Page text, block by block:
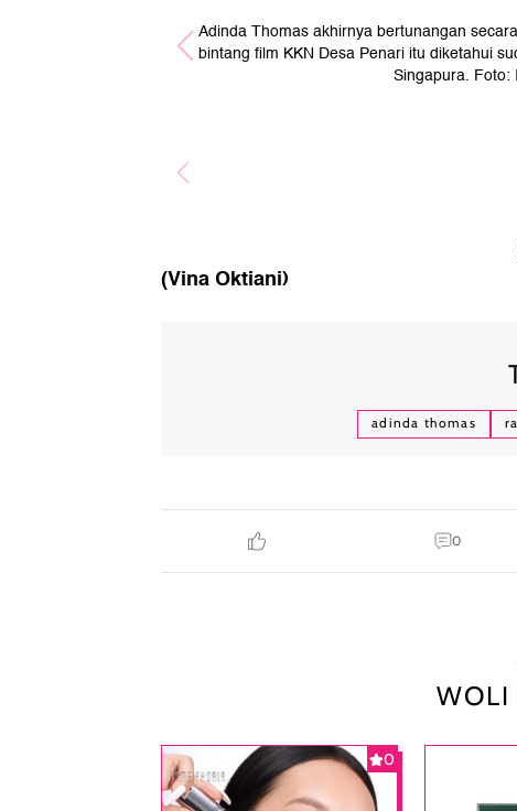
Adinda Thomas akhirnya bertunangan
bintang film KKN Desa Penari itu diketahui
Singapura.
(Vina Oktiani)
adinda thomas
0
WOLI
0